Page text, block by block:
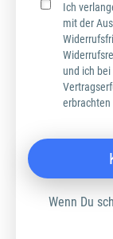
Ich
mit der
und ich
Wenn Du